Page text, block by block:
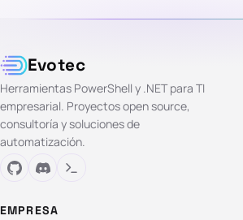
Evotec
Herramientas PowerShell y .NET para TI
empresarial. Proyectos open source,
consultoría y soluciones de
automatización.
EMPRESA